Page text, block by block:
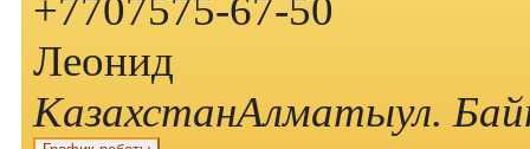
+7707575-67-50
Леонид
КазахстанАлматыул.